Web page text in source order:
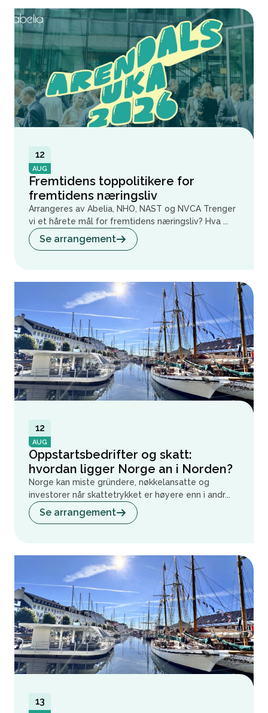
12
AUG
Fremtidens toppolitikere for
fremtidens næringsliv
Arrangeres av Abelia, NHO, NAST og NVCA Trenger
vi et hårete mål for fremtidens næringsliv? Hva ...
Se arrangement
12
AUG
Oppstartsbedrifter og skatt:
hvordan ligger Norge an i Norden?
Norge kan miste gründere, nøkkelansatte og
investorer når skattetrykket er høyere enn i andr...
Se arrangement
13